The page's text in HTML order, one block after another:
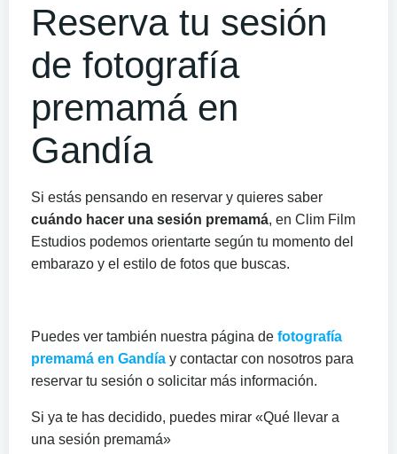
Reserva tu sesión
de fotografía
premamá en
Gandía
Si estás pensando en reservar y quieres saber
cuándo hacer una sesión premamá, en Clim Film
Estudios podemos orientarte según tu momento del
embarazo y el estilo de fotos que buscas.
Puedes ver también nuestra página de fotografía
premamá en Gandía y contactar con nosotros para
reservar tu sesión o solicitar más información.
Si ya te has decidido, puedes mirar «Qué llevar a
una sesión premamá»